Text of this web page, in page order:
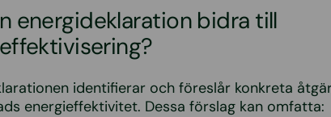
energideklaration bidra till
identifierar och föreslår konkreta
energieffektivitet. Dessa förslag kan omfatta: